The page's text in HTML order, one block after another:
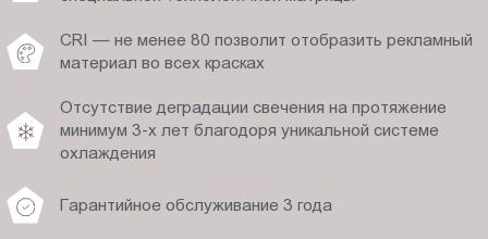
CRI — не менее 80 позволит отобразить рекламный
материал во всех красках
Отсутствие деградации свечения на протяжение
минимум 3-х лет благодоря уникальной системе
охлаждения
Гарантийное обслуживание 3 года